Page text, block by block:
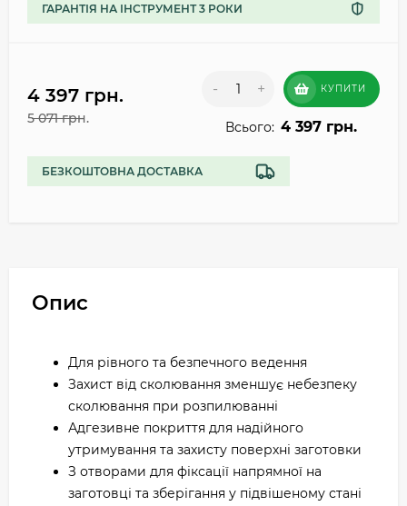
ГАРАНТІЯ НА ІНСТРУМЕНТ 3 РОКИ
4 397 грн.
5 071 грн.
- + КУПИТИ
Всього: 4 397 грн.
БЕЗКОШТОВНА ДОСТАВКА
Опис
Для рівного та безпечного ведення
Захист від сколювання зменшує небезпеку
сколювання при розпилюванні
Адгезивне покриття для надійного
утримування та захисту поверхні заготовки
З отворами для фіксації напрямної на
заготовці та зберігання у підвішеному стані